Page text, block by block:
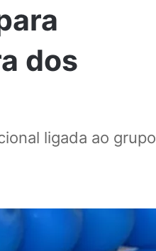
dos
ligada ao grupo